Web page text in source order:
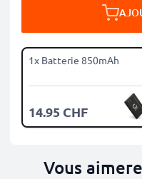
1x Batterie 850mAh
14.95 CHF
Vous